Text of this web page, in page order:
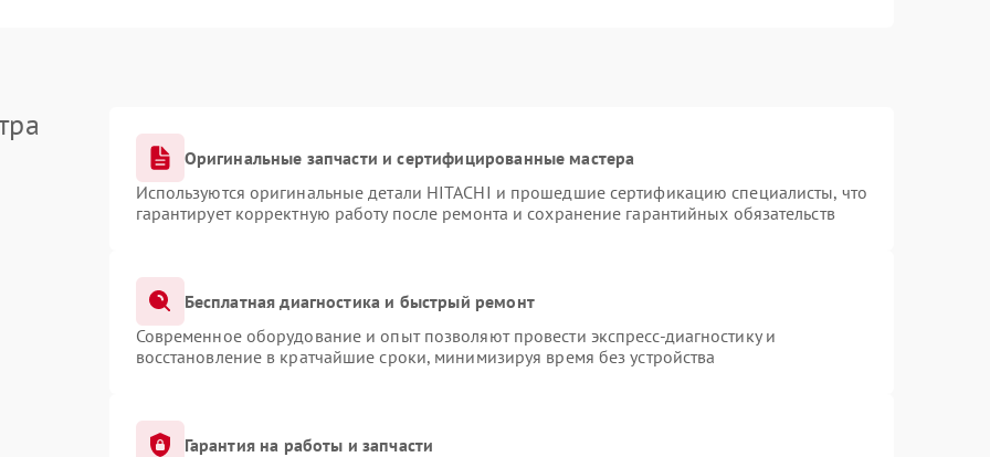
Оригинальные запчасти и сертифицированные мастера
Используются оригинальные детали HITACHI и прошедшие сертификацию специалисты, что
гарантирует корректную работу после ремонта и сохранение гарантийных обязательств
Бесплатная диагностика и быстрый ремонт
Современное оборудование и опыт позволяют провести экспресс-диагностику и
восстановление в кратчайшие сроки, минимизируя время без устройства
Гарантия на работы и запчасти